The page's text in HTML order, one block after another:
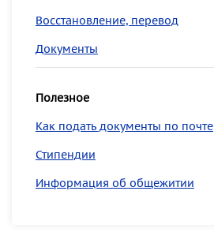
Восстановление, перевод
Документы
Полезное
Как подать документы по почте
Стипендии
Информация об общежитии